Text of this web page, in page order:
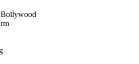
Bollywood